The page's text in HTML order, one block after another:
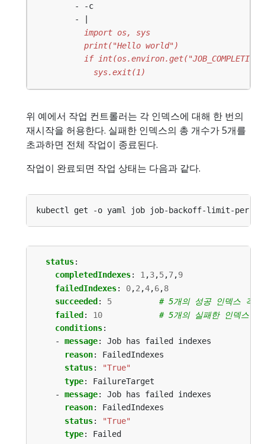
- -c
- |
            sys.exit(1)
위 예에서 작업 컨트롤러는 각 인덱스에 대해 한 번의
재시작을 허용한다. 실패한 인덱스의 총 개수가 5개를
초과하면 전체 작업이 종료된다.
작업이 완료되면 작업 상태는 다음과 같다.
status:
completedIndexes: 1,3,5,7,9
failedIndexes: 0,2 ,4,6,8
succeeded : 5
# 5개의 성공 인덱스 각
failed : 10
# 5개의 실패한 인덱스
conditions:
- message:
Job has failed indexes
reason:
FailedIndexes
status:
"True"
type:
FailureTarget
- message:
Job has failed indexes
reason:
FailedIndexes
status:
"True"
type: Failed